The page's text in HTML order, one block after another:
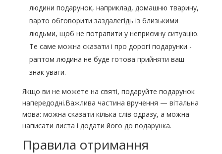
людини подарунок, наприклад, домашню тварину,
варто обговорити заздалегідь із близькими
людьми, щоб не потрапити у неприємну ситуацію.
Те саме можна сказати і про дорогі подарунки -
раптом людина не буде готова прийняти ваш
знак уваги.
Якщо ви не можете на святі, подаруйте подарунок
напередодні.Важлива частина вручення — вітальна
мова: можна сказати кілька слів одразу, а можна
написати листа і додати його до подарунка.
Правила отримання